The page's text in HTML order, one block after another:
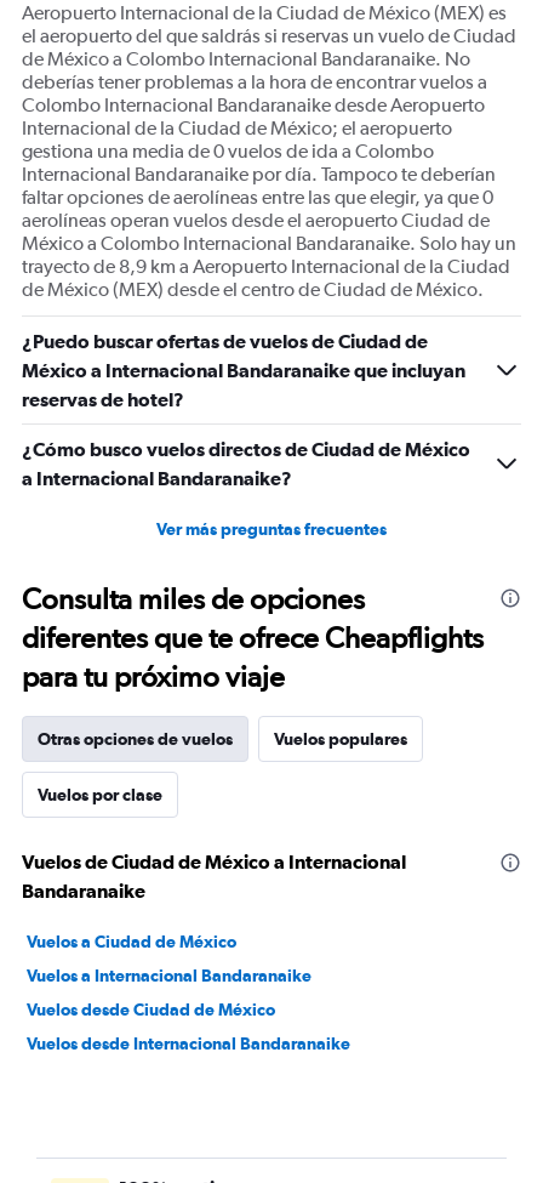
Aeropuerto Internacional de la Ciudad de México (MEX) es
el aeropuerto del que saldrás si reservas un vuelo de Ciudad
de México a Colombo Internacional Bandaranaike. No
deberías tener problemas a la hora de encontrar vuelos a
Colombo Internacional Bandaranaike desde Aeropuerto
Internacional de la Ciudad de México; el aeropuerto
gestiona una media de 0 vuelos de ida a Colombo
Internacional Bandaranaike por día. Tampoco te deberían
faltar opciones de aerolíneas entre las que elegir, ya que 0
aerolíneas operan vuelos desde el aeropuerto Ciudad de
México a Colombo Internacional Bandaranaike. Solo hay un
trayecto de 8,9 km a Aeropuerto Internacional de la Ciudad
de México (MEX) desde el centro de Ciudad de México.
¿Puedo buscar ofertas de vuelos de Ciudad de
México a Internacional Bandaranaike que incluyan
reservas de hotel?
¿Cómo busco vuelos directos de Ciudad de México
a Internacional Bandaranaike?
Ver más preguntas frecuentes
Consulta miles de opciones
diferentes que te ofrece Cheapflights
para tu próximo viaje
Otras opciones de vuelos Vuelos populares
Vuelos por clase
Vuelos de Ciudad de México a Internacional
Bandaranaike
Vuelos a Ciudad de México
Vuelos a Internacional Bandaranaike
Vuelos desde Ciudad de México
Vuelos desde Internacional Bandaranaike